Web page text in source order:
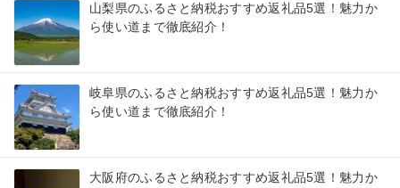
山梨県のふるさと納税おすすめ返礼品5選！魅力か
ら使い道まで徹底紹介！
岐阜県のふるさと納税おすすめ返礼品5選！魅力か
ら使い道まで徹底紹介！
大阪府のふるさと納税おすすめ返礼品5選！魅力か